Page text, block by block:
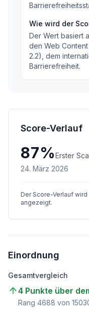
Wie wird der
Der Wert basiert
den Web
2.2), dem
Barrierefreiheit.
Score-Verlauf
87%Erster
24. März 2026
Der Score-Verlauf
angezeigt.
Einordnung
Gesamtvergleich
4 Punkte über
Rang 4688 von